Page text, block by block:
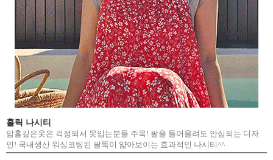
홀릭 나시티
암홀깊은옷은 걱정되서 못입는분들 주목! 팔을 들어올려도 안심되는 디자
인! 국내생산 워싱코팅된 팔뚝이 얇아보이는 효과적인 나시티^^